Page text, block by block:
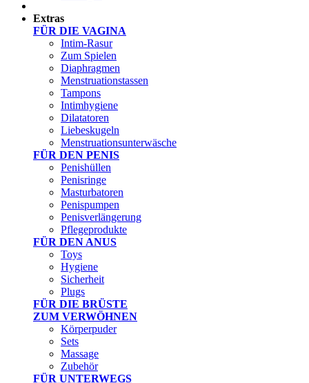
Extras
FÜR DIE VAGINA
Intim-Rasur
Zum Spielen
Diaphragmen
Menstruationstassen
Tampons
Intimhygiene
Dilatatoren
Liebeskugeln
Menstruationsunterwäsche
FÜR DEN PENIS
Penishüllen
Penisringe
Masturbatoren
Penispumpen
Penisverlängerung
Pflegeprodukte
FÜR DEN ANUS
Toys
Hygiene
Sicherheit
Plugs
FÜR DIE BRÜSTE
ZUM VERWÖHNEN
Körperpuder
Sets
Massage
Zubehör
FÜR UNTERWEGS